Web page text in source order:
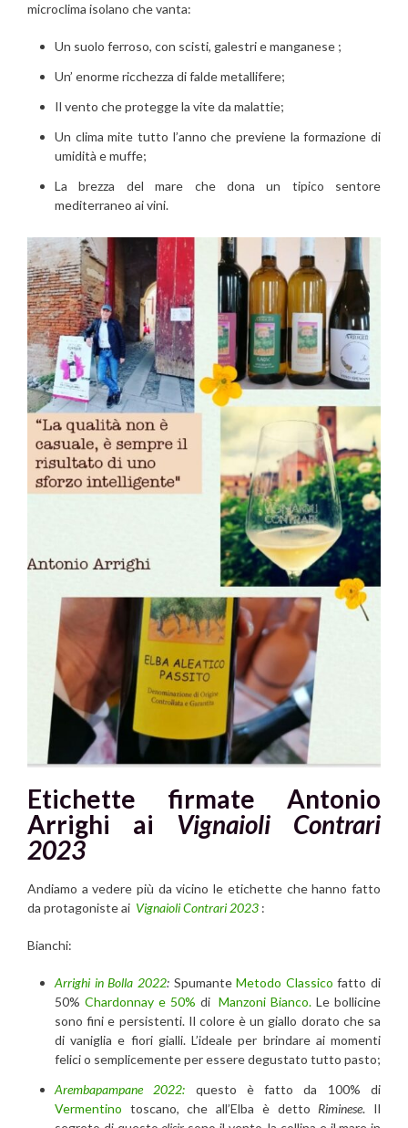
microclima isolano che vanta:
Un suolo ferroso, con scisti, galestri e manganese ;
Un’ enorme ricchezza di falde metallifere;
Il vento che protegge la vite da malattie;
Un clima mite tutto l’anno che previene la formazione di
umidità e muffe;
La brezza del mare che dona un tipico sentore
mediterraneo ai vini.
Etichette firmate Antonio
Arrighi ai Vignaioli Contrari
2023
Andiamo a vedere più da vicino le etichette che hanno fatto
da protagoniste ai Vignaioli Contrari 2023 :
Bianchi:
Arrighi in Bolla 2022: SpumanteMetodo Classico fatto di
50% Chardonnay e 50% diManzoni Bianco. Le bollicine
sono fini e persistenti. Il colore è un giallo dorato che sa
di vaniglia e fiori gialli. L’ideale per brindare ai momenti
felici o semplicemente per essere degustato tutto pasto;
Arembapampane 2022:
questo è fatto da 100% di
Vermentino toscano, che all’Elba è detto Riminese. Il